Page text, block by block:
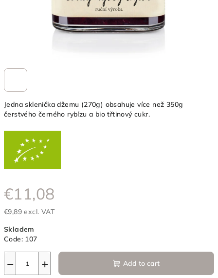
Jedna sklenička džemu (270g) obsahuje více než 350g
čerstvého černého rybízu a bio třtinový cukr.
€11,08
€9,89 excl. VAT
price:
Skladem
Code: 107
+
− Add to cart